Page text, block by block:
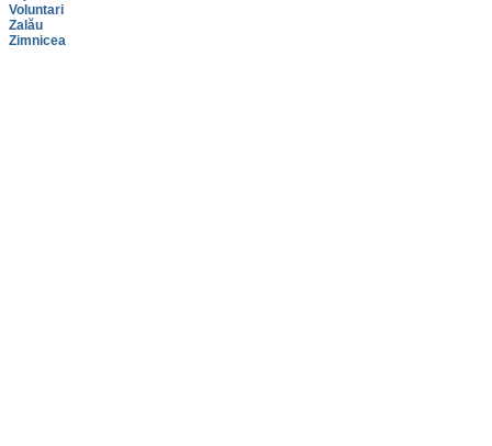
Voluntari
Zalău
Zimnicea